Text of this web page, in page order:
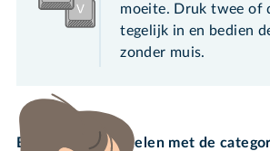
moeite. Druk twee of
tegelijk in en bedien
zonder muis.
Bekijk meer artikelen met de